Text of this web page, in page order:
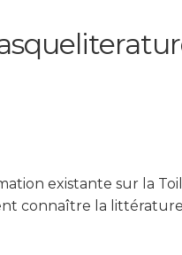
existante sur la
connaître la littérature